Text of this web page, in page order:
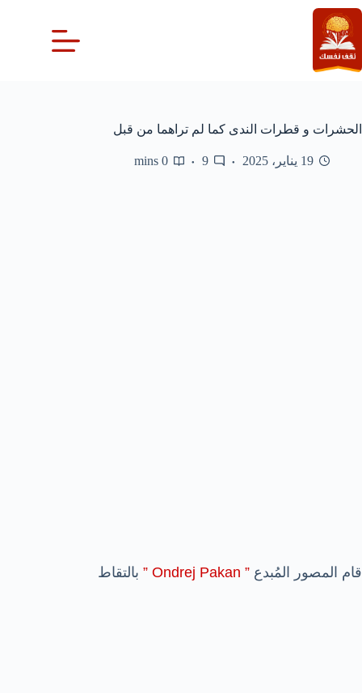
التجاوز
إلى
المحتوى
الحشرات و قطرات الندى كما لم تراهما من قبل
19 يناير، 2025 9
0 mins
قام المصور المُبدع ” Ondrej Pakan ” بالتقاط